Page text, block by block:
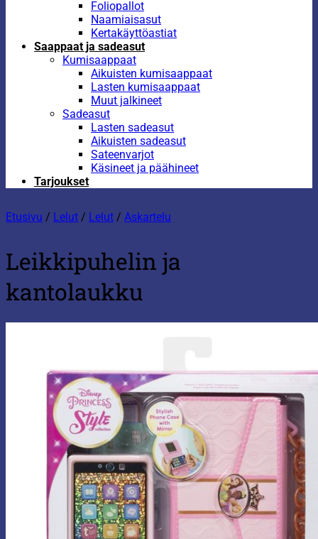
Foliopallot
Naamiaisasut
Kertakäyttöastiat
Saappaat ja sadeasut
Kumisaappaat
Aikuisten kumisaappaat
Lasten kumisaappaat
Muut jalkineet
Sadeasut
Lasten sadeasut
Aikuisten sadeasut
Sateenvarjot
Käsineet ja päähineet
Tarjoukset
Etusivu / Lelut / Lelut / Askartelu
Leikkipuhelin ja
kantolaukku